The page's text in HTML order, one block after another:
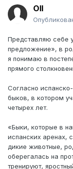
Oll
Представляю себе
предложение», в
я понимаю в
прямого
Согласно
быков, в котором
четырех лет.
«Быки, которые в
испанских аренах,
дикие животные,
оберегалась на
тренируют,